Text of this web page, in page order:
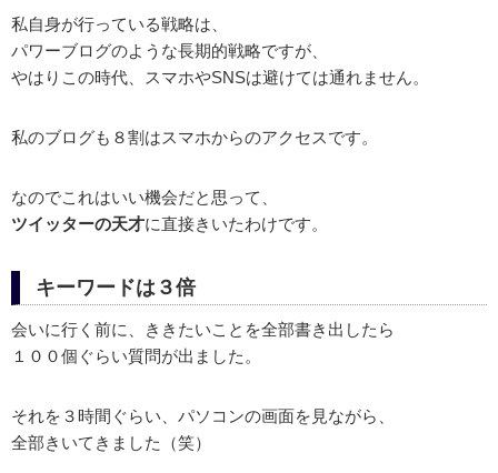
私自身が行っている戦略は、
パワーブログのような長期的戦略ですが、
やはりこの時代、スマホやSNSは避けては通れません。
私のブログも８割はスマホからのアクセスです。
なのでこれはいい機会だと思って、
ツイッターの天才に直接きいたわけです。
キーワードは３倍
会いに行く前に、ききたいことを全部書き出したら
１００個ぐらい質問が出ました。
それを３時間ぐらい、パソコンの画面を見ながら、
全部きいてきました（笑）